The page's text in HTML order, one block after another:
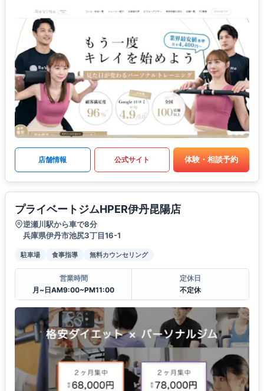
店舗情報 公式サイト 体験・相談予約
プライベートジムHPER伊丹昆陽店
逆瀬川駅から車で8分
兵庫県伊丹市池尻3丁目16-1
駐車場 食事指導 無料カウンセリング
営業時間
月~日AM9:00~PM11:00
定休日
不定休